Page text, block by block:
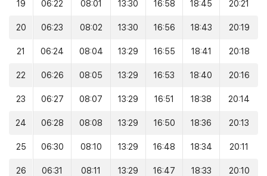
19 06:22 08:01 13:30 16:58 18:45 20:21
20 06:23 08:02 13:30 16:56 18:43 20:19
21 06:24 08:04 13:29 16:55 18:41 20:18
22 06:26 08:05 13:29 16:53 18:40 20:16
23 06:27 08:07 13:29 16:51 18:38 20:14
24 06:28 08:08 13:29 16:50 18:36 20:13
25 06:30 08:10 13:29 16:48 18:34 20:11
26 06:31 08:11 13:29 16:47 18:33 20:10